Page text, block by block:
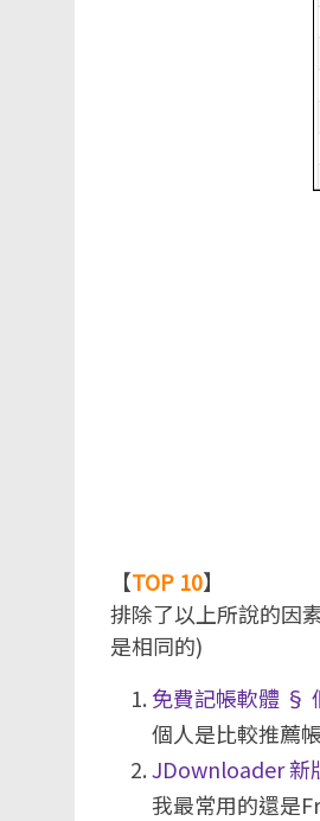
【TOP 10】
排除了以上所說的因
是相同的)
免費記帳軟體 §
個人是比較推薦
JDownloader 新
我最常用的還是